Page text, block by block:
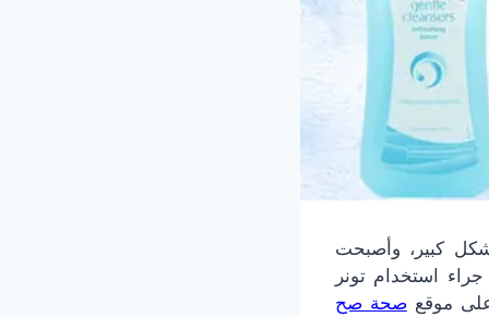
كبير، وأصبحت
استخدام تونر
على موقعصحة صح